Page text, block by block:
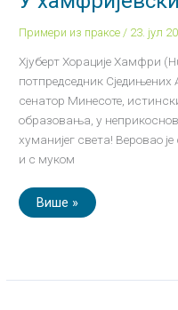
Примери из праксе / 23. јул
Хјуберт Хорације Хамфри
потпредседник
сенатор Минесоте,
образовања, у
хуманијег света! Веровао
и с муком
Више »